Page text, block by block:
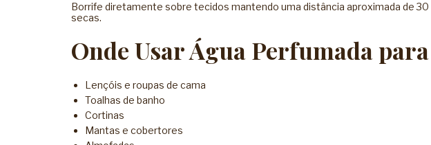
Borrife diretamente sobre tecidos mantendo uma distância aproximada de
secas.
Onde Usar Água Perfumada
Lençóis e roupas de cama
Toalhas de banho
Cortinas
Mantas e cobertores